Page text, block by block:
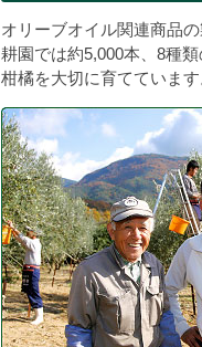
オリーブオイル関連商品
耕園では約5,000本、8種
柑橘を大切に育てています